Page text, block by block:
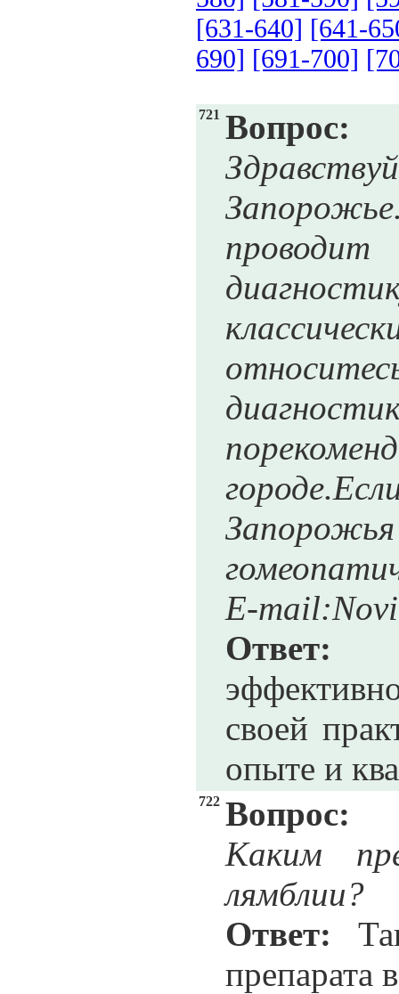
[631-640] [641-
690] [691-700]
721 Вопрос:
E-
Ответ:
своей
опыте и
722 Вопрос:
Каким
лямблии?
Ответ:
препарата